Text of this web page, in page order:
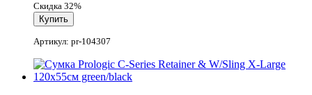
Скидка 32%
Артикул: pr-104307